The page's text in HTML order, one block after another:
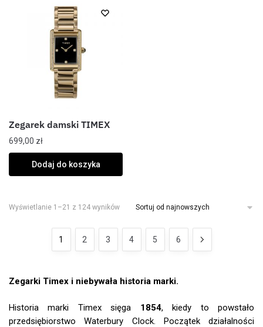
Zegarek damski TIMEX
699,00 zł
Dodaj do koszyka
Wyświetlanie 1–21 z 124 wyników
1 2 3 4 5 6
Zegarki Timex i niebywała historia marki.
Historia marki Timex sięga 1854, kiedy to powstało
przedsiębiorstwo Waterbury Clock. Początek działalności